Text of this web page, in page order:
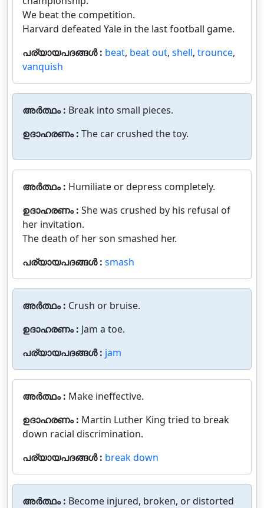
We beat the competition.
Harvard defeated Yale in the last football game.
പര്യായപദങ്ങൾ : beat, beat out, shell, trounce,
vanquish
അർത്ഥം : Break into small pieces.
ഉദാഹരണം : The car crushed the toy.
അർത്ഥം : Humiliate or depress completely.
ഉദാഹരണം : She was crushed by his refusal of
her invitation.
The death of her son smashed her.
പര്യായപദങ്ങൾ : smash
അർത്ഥം : Crush or bruise.
ഉദാഹരണം : Jam a toe.
പര്യായപദങ്ങൾ : jam
അർത്ഥം : Make ineffective.
ഉദാഹരണം : Martin Luther King tried to break
down racial discrimination.
പര്യായപദങ്ങൾ : break down
അർത്ഥം : Become injured, broken, or distorted